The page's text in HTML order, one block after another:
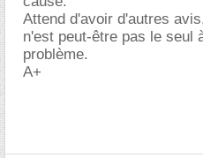
Attend d'avoir d'autres
n'est peut-être pas le seul
problème.
A+